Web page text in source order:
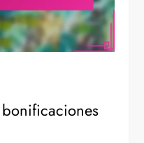
bonificaciones